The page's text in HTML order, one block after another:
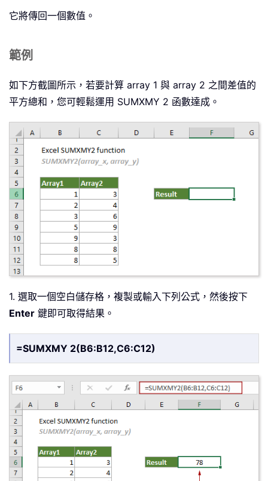
它將傳回一個數值。
範例
如下方截圖所示，若要計算 array 1 與 array 2 之間差值的
平方總和，您可輕鬆運用 SUMXMY 2 函數達成。
1. 選取一個空白儲存格，複製或輸入下列公式，然後按下
Enter 鍵即可取得結果。
=SUMXMY 2(B6:B12,C6:C12)